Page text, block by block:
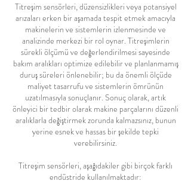
Titreşim sensörleri, düzensizlikleri veya potansiyel
arızaları erken bir aşamada tespit etmek amacıyla
makinelerin ve sistemlerin izlenmesinde ve
analizinde merkezi bir rol oynar. Titreşimlerin
sürekli ölçümü ve değerlendirilmesi sayesinde
bakım aralıkları optimize edilebilir ve planlanmamış
duruş süreleri önlenebilir; bu da önemli ölçüde
maliyet tasarrufu ve sistemlerin ömrünün
uzatılmasıyla sonuçlanır. Sonuç olarak, artık
önleyici bir tedbir olarak makine parçalarını düzenli
aralıklarla değiştirmek zorunda kalmazsınız, bunun
yerine esnek ve hassas bir şekilde tepki
verebilirsiniz.
Titreşim sensörleri, aşağıdakiler gibi birçok farklı
endüstride kullanılmaktadır: